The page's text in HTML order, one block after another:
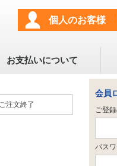
個人のお客様
お支払いについて
ご注文終了
会員
ご登
パス